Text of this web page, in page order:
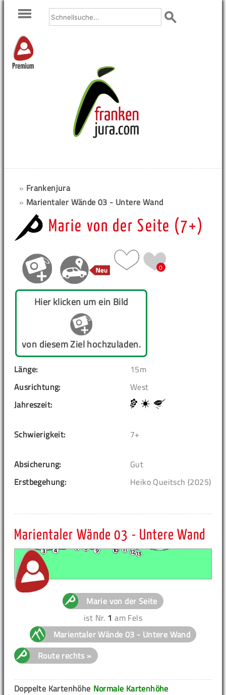
Premium
» Frankenjura
» Marientaler Wände 03 - Untere Wand
Marie von der Seite (7+)
0
Hier klicken um ein Bild
von diesem Ziel hochzuladen.
Länge:
15m
Ausrichtung:
West
Jahreszeit:
Schwierigkeit: 7+
Absicherung:
Gut
Erstbegehung:
Heiko Queitsch (2025)
Marientaler Wände 03 - Untere Wand
Marie von der Seite
ist Nr. 1 am Fels
Marientaler Wände 03 - Untere Wand
Route rechts »
Normale Kartenhöhe
Doppelte Kartenhöhe